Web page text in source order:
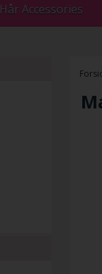
Hår Accessories